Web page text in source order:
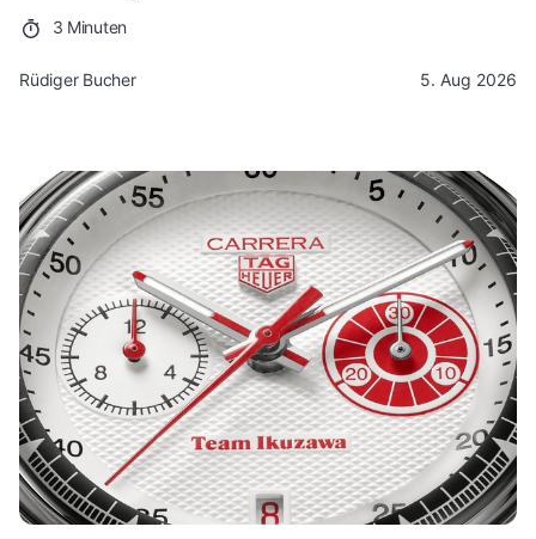
3 Minuten
Rüdiger Bucher 5. Aug 2026